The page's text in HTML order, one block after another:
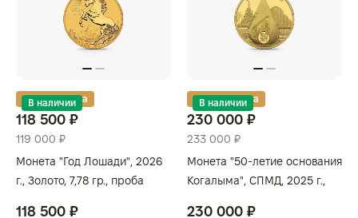
Золотая карта
В наличии
118 500 ₽
119 000 ₽
Монета "Год Лошади", 2026
г., Золото, 7,78 гр., проба
118 500 ₽
Золотая карта
В наличии
230 000 ₽
233 000 ₽
Монета "50-летие основания
Когалыма", СПМД, 2025 г.,
230 000 ₽